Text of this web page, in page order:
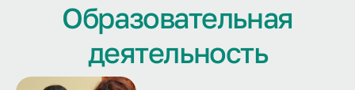
Образовательная
деятельность